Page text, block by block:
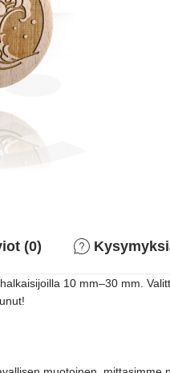
(0)
10 mm–30 mm.